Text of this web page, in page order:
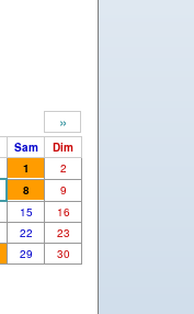
»
Sam
Dim
1
2
8
9
15
16
22
23
29
30